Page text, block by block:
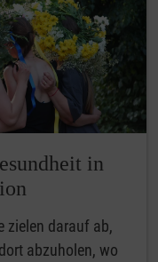
in
zielen darauf ab,
abzuholen, wo